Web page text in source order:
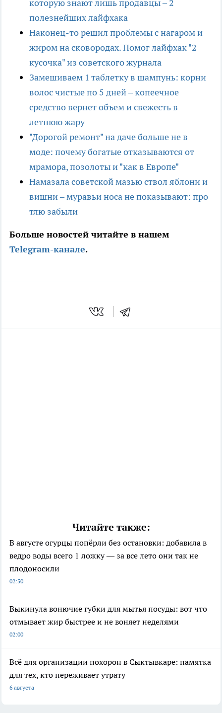
которую знают лишь продавцы – 2
полезнейших лайфхака
Наконец-то решил проблемы с нагаром и
жиром на сковородах. Помог лайфхак "2
кусочка" из советского журнала
Замешиваем 1 таблетку в шампунь: корни
волос чистые по 5 дней – копеечное
средство вернет объем и свежесть в
летнюю жару
"Дорогой ремонт" на даче больше не в
моде: почему богатые отказываются от
мрамора, позолоты и "как в Европе"
Намазала советской мазью ствол яблони и
вишни – муравьи носа не показывают: про
тлю забыли
Больше новостей читайте в нашем
Telegram-канале.
Читайте также:
В августе огурцы попёрли без остановки: добавила в
ведро воды всего 1 ложку — за все лето они так не
плодоносили
02:50
Выкинула вонючие губки для мытья посуды: вот что
отмывает жир быстрее и не воняет неделями
02:00
Всё для организации похорон в Сыктывкаре: памятка
для тех, кто переживает утрату
6 августа